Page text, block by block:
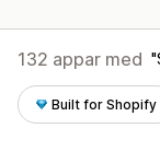
132 appar med
Built for Shopify